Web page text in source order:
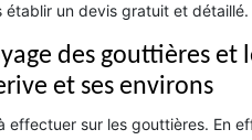
un devis gratuit et détaillé.
des gouttières et
et ses environs
effectuer sur les gouttières. En